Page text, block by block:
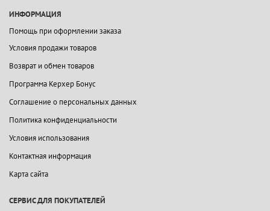
ИНФОРМАЦИЯ
Помощь при оформлении заказа
Условия продажи товаров
Возврат и обмен товаров
Программа Керхер Бонус
Соглашение о персональных данных
Политика конфиденциальности
Условия использования
Контактная информация
Карта сайта
СЕРВИС ДЛЯ ПОКУПАТЕЛЕЙ